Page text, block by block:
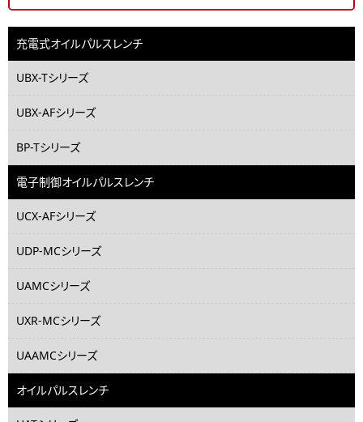
充電式オイルパルスレンチ
UBX-Tシリーズ
UBX-AFシリーズ
BP-Tシリーズ
電子制御オイルパルスレンチ
UCX-AFシリーズ
UDP-MCシリーズ
UAMCシリーズ
UXR-MCシリーズ
UAAMCシリーズ
オイルパルスレンチ